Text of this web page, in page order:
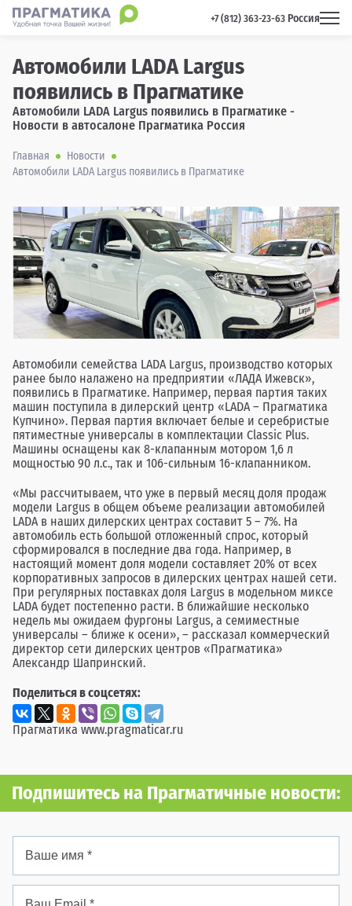
+7 (812) 363-23-63 Россия
Автомобили LADA Largus
появились в Прагматике
Автомобили LADA Largus появились в Прагматике -
Новости в автосалоне Прагматика Россия
Главная
Новости
Автомобили LADA Largus появились в Прагматике
Автомобили семейства LADA Largus, производство которых
ранее было налажено на предприятии «ЛАДА Ижевск»,
появились в Прагматике. Например, первая партия таких
машин поступила в дилерский центр «LADA – Прагматика
Купчино». Первая партия включает белые и серебристые
пятиместные универсалы в комплектации Classic Plus.
Машины оснащены как 8-клапанным мотором 1,6 л
мощностью 90 л.с., так и 106-сильным 16-клапанником.
«Мы рассчитываем, что уже в первый месяц доля продаж
модели Largus в общем объеме реализации автомобилей
LADA в наших дилерских центрах составит 5 – 7%. На
автомобиль есть большой отложенный спрос, который
сформировался в последние два года. Например, в
настоящий момент доля модели составляет 20% от всех
корпоративных запросов в дилерских центрах нашей сети.
При регулярных поставках доля Largus в модельном миксе
LADA будет постепенно расти. В ближайшие несколько
недель мы ожидаем фургоны Largus, а семиместные
универсалы – ближе к осени», – рассказал коммерческий
директор сети дилерских центров «Прагматика»
Александр Шапринский.
Поделиться в соцсетях:
Прагматика www.pragmaticar.ru
Подпишитесь на Прагматичные новости: